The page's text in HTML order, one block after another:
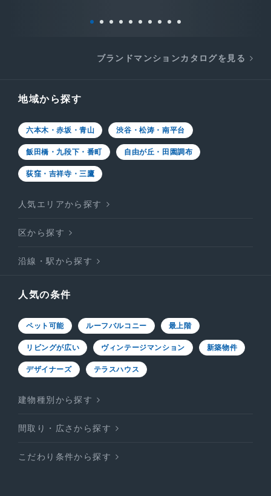
ブランドマンションカタログを見る
地域から探す
六本木・赤坂・青山 渋谷・松涛・南平台
飯田橋・九段下・番町 自由が丘・田園調布
荻窪・吉祥寺・三鷹
人気エリアから探す
区から探す
沿線・駅から探す
人気の条件
ペット可能 ルーフバルコニー 最上階
リビングが広い ヴィンテージマンション 新築物件
デザイナーズ テラスハウス
建物種別から探す
間取り・広さから探す
こだわり条件から探す